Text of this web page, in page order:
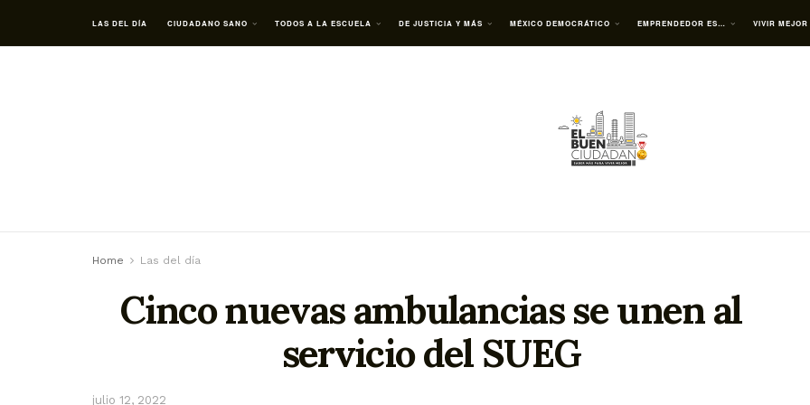
LAS DEL DÍA CIUDADANO SANO TODOS A LA ESCUELA DE JUSTICIA Y MÁS MÉXICO DEMOCRÁTICO EMPRENDEDOR ES… VIVIR MEJOR
Home Las del día
Cinco nuevas ambulancias se unen al
servicio del SUEG
julio 12, 2022